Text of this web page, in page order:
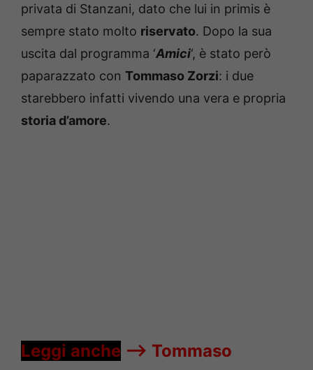
privata di Stanzani, dato che lui in primis è
sempre stato molto riservato. Dopo la sua
uscita dal programma ‘Amici‘, è stato però
paparazzato con Tommaso Zorzi: i due
starebbero infatti vivendo una vera e propria
storia d’amore.
Leggi anche —-> Tommaso